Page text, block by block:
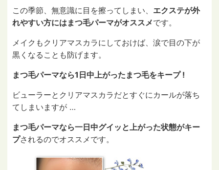
この季節、無意識に目を擦ってしまい、 エクステが外
れやすい方にはまつ毛パーマがオススメです。
メイクもクリアマスカラにしておけば、涙で目の下が
黒くなることも防げます。
まつ毛パーマなら1日中上がったまつ毛をキープ !
ビューラーとクリアマスカラだとすぐにカールが落ち
てしまいますが …
まつ毛パーマなら一日中グイッと上がった状態がキー
プされるのでオススメです。